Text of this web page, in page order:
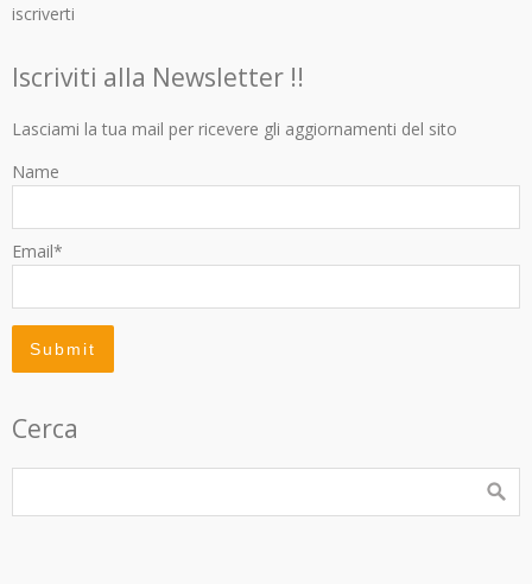
iscriverti
Iscriviti alla Newsletter !!
Lasciami la tua mail per ricevere gli aggiornamenti del sito
Name
Email*
Cerca